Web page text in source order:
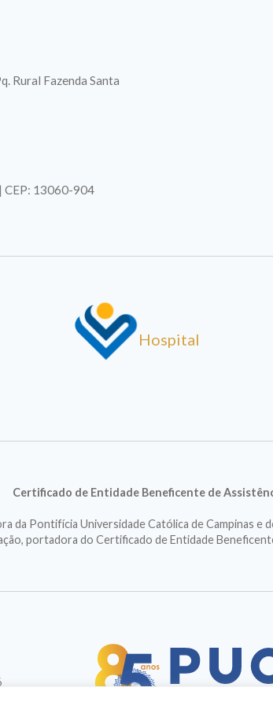
Rural Fazenda Santa
CEP: 13060-904
Hospital
Certificado de Entidade Beneficente de
da Pontifícia Universidade Católica de Campinas
portadora do Certificado de Entidade